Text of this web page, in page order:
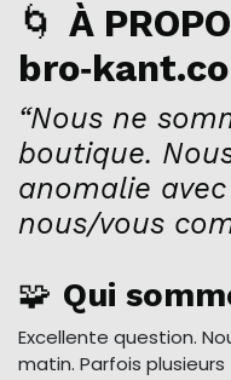
🌀 À
“Nous ne
boutique.
anomalie
nous/vous
🧩 Qui
Excellente question.
matin. Parfois plusieurs